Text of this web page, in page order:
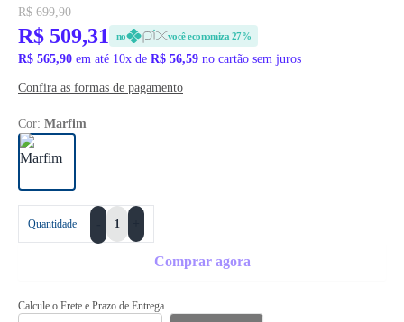
R$ 699,90
R$ 509,31 no você economiza 27%
R$ 565,90 em até 10x de R$ 56,59 no cartão sem juros
Confira as formas de pagamento
Cor: Marfim
Quantidade
Comprar agora
Calcule o Frete e Prazo de Entrega